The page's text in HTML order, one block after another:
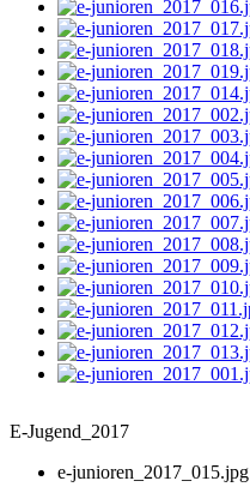
E-Jugend_2017
e-junioren_2017_015.jpg